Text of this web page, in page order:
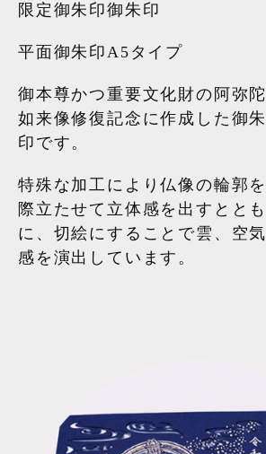
限定御朱印御朱印
平面御朱印A5タイプ
御本尊かつ重要文化財の阿弥陀
如来像修復記念に作成した御朱
印です。
特殊な加工により仏像の輪郭を
際立たせて立体感を出すととも
に、切絵にすることで雲、空気
感を演出しています。